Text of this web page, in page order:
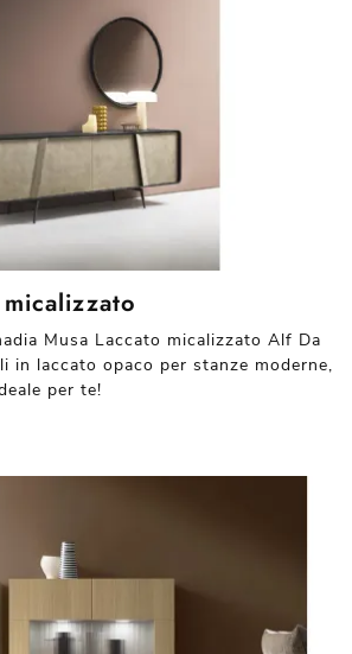
Musa Laccato micalizzato Alf Da
in laccato opaco per stanze moderne,
per te!